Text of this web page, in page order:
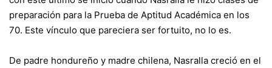
preparación para la Prueba de Aptitud Académica en los
70. Este vínculo que pareciera ser fortuito, no lo es.
De padre hondureño y madre chilena, Nasralla creció en el